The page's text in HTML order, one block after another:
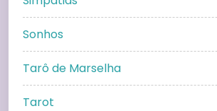
Sonhos
Tarô de Marselha
Tarot